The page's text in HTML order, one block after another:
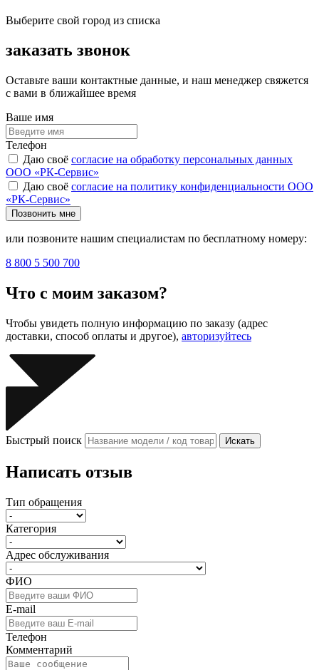
Выберите свой город из списка
заказать звонок
Оставьте ваши контактные данные, и наш менеджер свяжется
с вами в ближайшее время
Ваше имя
Телефон
Даю своё согласие на обработку персональных данных
ООО «РК-Сервис»
Даю своё согласие на политику конфиденциальности ООО
«РК-Сервис»
Позвонить мне
или позвоните нашим специалистам по бесплатному номеру:
8 800 5 500 700
Что с моим заказом?
Чтобы увидеть полную информацию по заказу (адрес
доставки, способ оплаты и другое), авторизуйтесь
Быстрый поиск Искать
Написать отзыв
Тип обращения
Категория
Адрес обслуживания
ФИО
E-mail
Телефон
Комментарий